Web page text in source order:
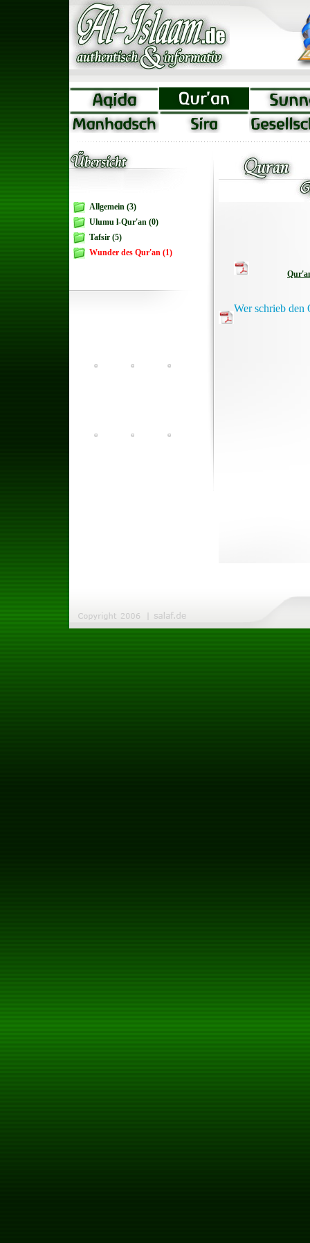
Allgemein (3)
Ulumu l-Qur'an (0)
Tafsir (5)
Wunder des Qur'an (1)
Wer schrieb den